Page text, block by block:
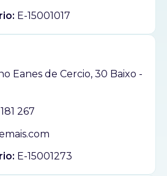
E-15001017
Eanes de Cercio, 30 Baixo -
267
E-15001273